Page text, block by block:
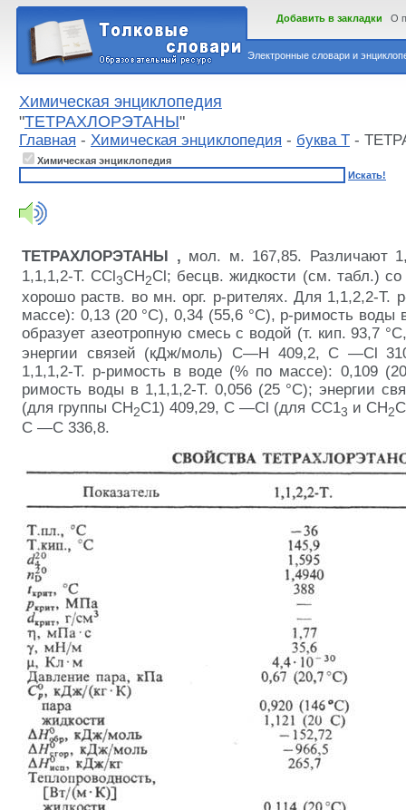
Электронные словари и
Добавить в закладки О
Химическая энциклопедия
"ТЕТРАХЛОРЭТАНЫ"
Главная - Химическая энциклопедия - буква Т -
Химическая энциклопедия
Искать!
ТЕТРАХЛОРЭТАНЫ , мол. м. 167,85. Различают
1,1,1,2-Т. ССl 3СН2Сl; бесцв. жидкости (см. табл.) со
хорошо раств. во мн. орг. р-рителях. Для 1,1,2,2-Т.
массе): 0,13 (20 °С), 0,34 (55,6 °С), р-римость воды
образует азеотропную смесь с водой (т. кип. 93,7
энергии связей (кДж/моль) С—H 409,2, С —Сl
1,1,1,2-Т. р-римость в воде (% по массе): 0,109
римость воды в 1,1,1,2-Т. 0,056 (25 °С); энергии
(для группы СН2С1) 409,29, С —Сl (для СС13 и СН2
С —С 336,8.